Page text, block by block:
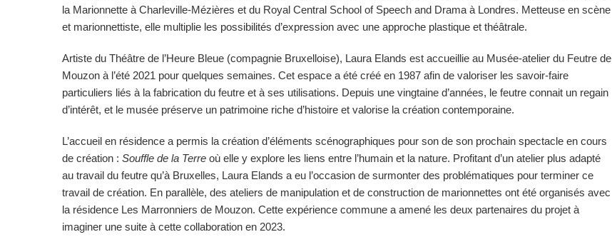
la Marionnette à Charleville-Mézières et du Royal Central School of Speech and Drama à Londres. Metteuse en scène
et marionnettiste, elle multiplie les possibilités d’expression avec une approche plastique et théâtrale.
Artiste du Théâtre de l’Heure Bleue (compagnie Bruxelloise), Laura Elands est accueillie au Musée-atelier du Feutre de
Mouzon à l’été 2021 pour quelques semaines. Cet espace a été créé en 1987 afin de valoriser les savoir-faire
particuliers liés à la fabrication du feutre et à ses utilisations. Depuis une vingtaine d’années, le feutre connait un regain
d’intérêt, et le musée préserve un patrimoine riche d’histoire et valorise la création contemporaine.
L’accueil en résidence a permis la création d’éléments scénographiques pour son de son prochain spectacle en cours
de création : Souffle de la Terre où elle y explore les liens entre l’humain et la nature. Profitant d’un atelier plus adapté
au travail du feutre qu’à Bruxelles, Laura Elands a eu l’occasion de surmonter des problématiques pour terminer ce
travail de création. En parallèle, des ateliers de manipulation et de construction de marionnettes ont été organisés avec
la résidence Les Marronniers de Mouzon. Cette expérience commune a amené les deux partenaires du projet à
imaginer une suite à cette collaboration en 2023.